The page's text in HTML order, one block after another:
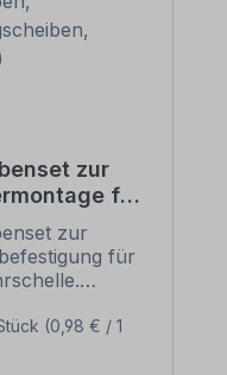
zur
für
(je 2 M
zur
für
zur
(0,98 € / 1